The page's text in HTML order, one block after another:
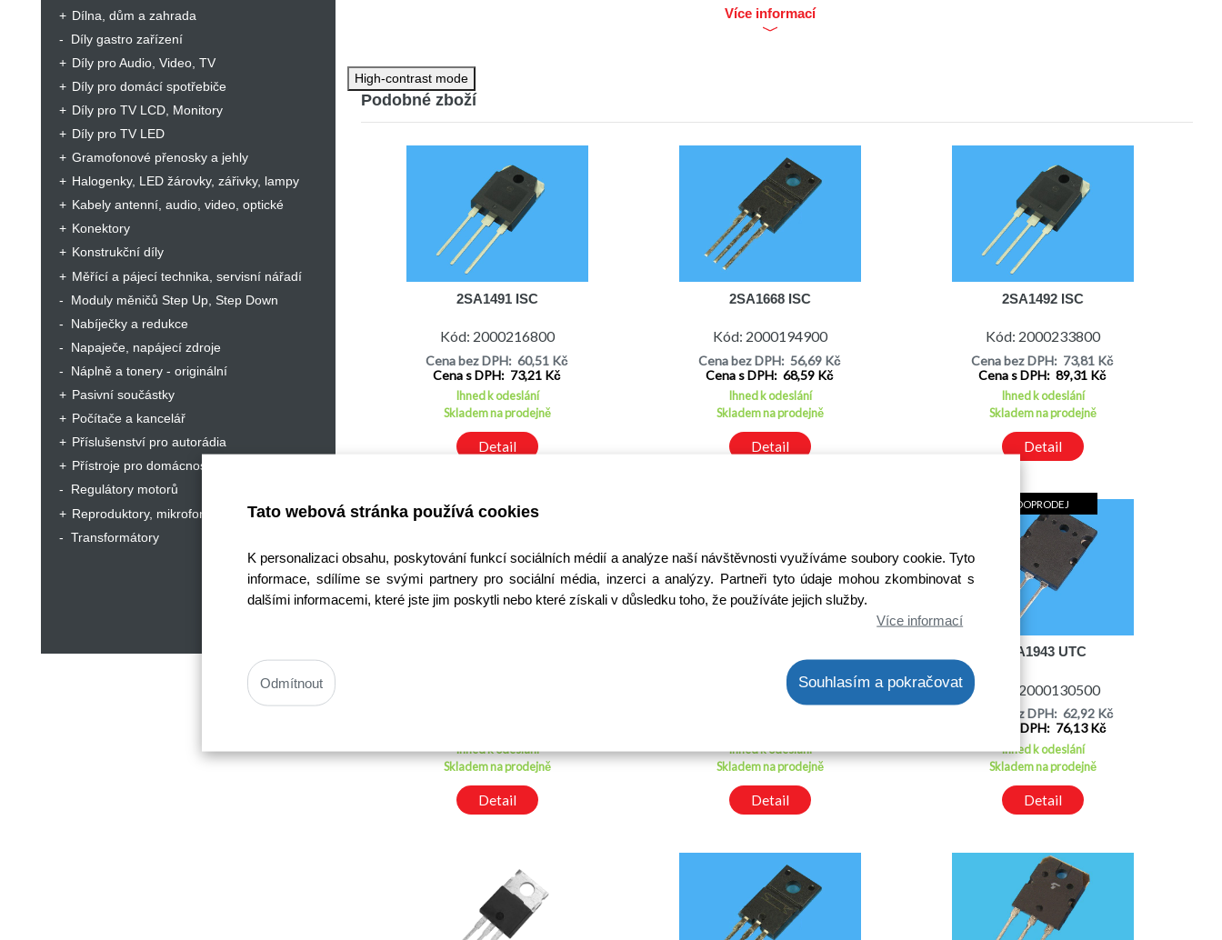
Tato webová stránka používá cookies
K personalizaci obsahu, poskytování funkcí sociálních médií a analýze naší návštěvnosti využíváme soubory cookie. Tyto
informace, sdílíme se svými partnery pro sociální média, inzerci a analýzy. Partneři tyto údaje mohou zkombinovat s
dalšími informacemi, které jste jim poskytli nebo které získali v důsledku toho, že používáte jejich služby.
Více informací
Souhlasím a pokračovat
Odmítnout
Dílna, dům a zahrada
Díly gastro zařízení
Díly pro Audio, Video, TV
Díly pro domácí spotřebiče
Díly pro TV LCD, Monitory
Díly pro TV LED
Gramofonové přenosky a jehly
Halogenky, LED žárovky, zářivky, lampy
Kabely antenní, audio, video, optické
Konektory
Konstrukční díly
Měřící a pájecí technika, servisní nářadí
Moduly měničů Step Up, Step Down
Nabíječky a redukce
Napaječe, napájecí zdroje
Náplně a tonery - originální
Pasivní součástky
Počítače a kancelář
Příslušenství pro autorádia
Přístroje pro domácnost a hobby
Regulátory motorů
Reproduktory, mikrofony, sluchátka
Transformátory
Více informací
High-contrast mode
Podobné zboží
2SA1491 ISC
Kód: 2000216800
Cena bez DPH: 60,51 Kč
Cena s DPH: 73,21 Kč
Ihned k odeslání
Skladem na prodejně
Detail
2SA1668 ISC
Kód: 2000194900
Cena bez DPH: 56,69 Kč
Cena s DPH: 68,59 Kč
Ihned k odeslání
Skladem na prodejně
Detail
2SA1492 ISC
Kód: 2000233800
Cena bez DPH: 73,81 Kč
Cena s DPH: 89,31 Kč
Ihned k odeslání
Skladem na prodejně
Detail
Ihned k odeslání
Skladem na prodejně
Detail
Kód: 2000181600
Ihned k odeslání
Skladem na prodejně
Detail
DOPRODEJ
2SA1943 UTC
Kód: 2000130500
Cena bez DPH: 62,92 Kč
Cena s DPH: 76,13 Kč
Ihned k odeslání
Skladem na prodejně
Detail